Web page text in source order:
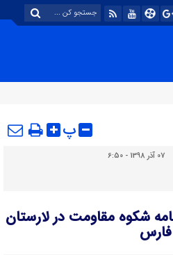
پ
07 آذر 1398 - 6:50
شکوه مقاومت در لارستان
فارس